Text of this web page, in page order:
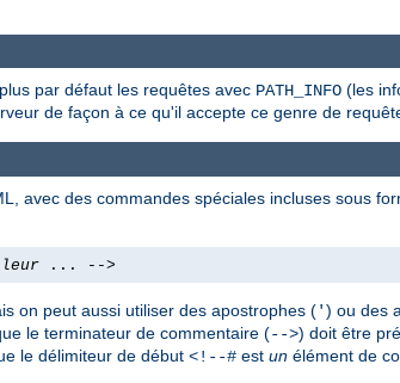
par défaut les requêtes avec PATH_INFO (les
de façon à ce qu'il accepte ce genre de
avec des commandes spéciales incluses sous
... -->
on peut aussi utiliser des apostrophes (') ou des
le terminateur de commentaire (-->) doit être
le délimiteur de début <!--# est un élément de